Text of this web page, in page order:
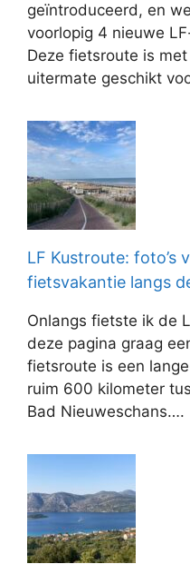
geïntroduceerd, en
voorlopig 4 nieuwe
Deze fietsroute is
uitermate geschikt
LF Kustroute: foto’s
fietsvakantie langs
Onlangs fietste ik de
deze pagina graag
fietsroute is een
ruim 600 kilometer
Bad Nieuweschans….